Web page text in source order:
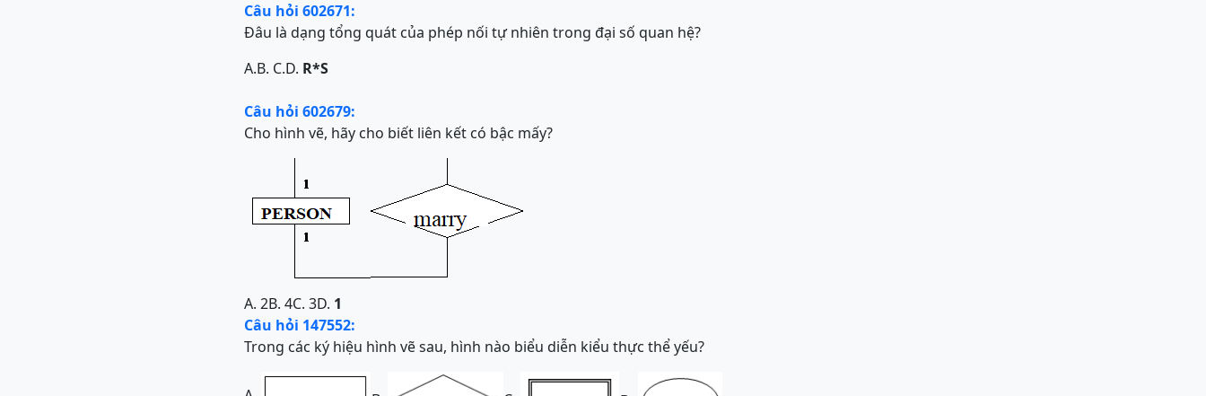
Câu hỏi 602671:
Đâu là dạng tổng quát của phép nối tự nhiên trong đại số quan hệ?
A.B. C.D. R*S
Câu hỏi 602679:
Cho hình vẽ, hãy cho biết liên kết có bậc mấy?
A. 2B. 4C. 3D. 1
Câu hỏi 147552:
Trong các ký hiệu hình vẽ sau, hình nào biểu diễn kiểu thực thể yếu?